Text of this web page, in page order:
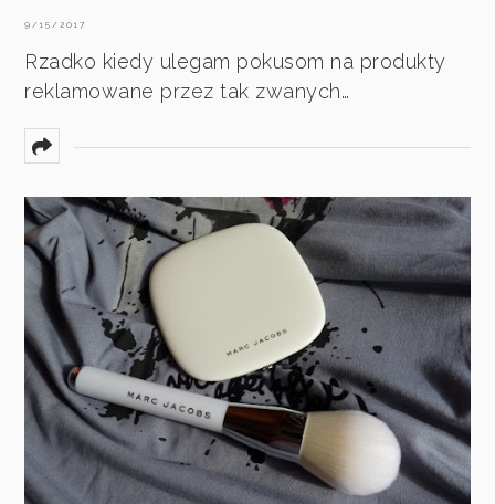
9/15/2017
Rzadko kiedy ulegam pokusom na produkty
reklamowane przez tak zwanych…